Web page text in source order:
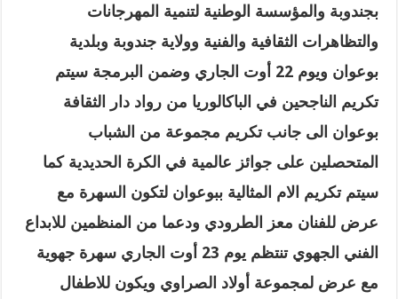
بجندوبة والمؤسسة الوطنية لتنمية المهرجانات
والتظاهرات الثقافية والفنية وولاية جندوبة وبلدية
بوعوان ويوم 22 أوت الجاري وضمن البرمجة سيتم
تكريم الناجحين في الباكالوريا من رواد دار الثقافة
بوعوان الى جانب تكريم مجموعة من الشباب
المتحصلين على جوائز عالمية في الكرة الحديدية كما
سيتم تكريم الام المثالية ببوعوان لتكون السهرة مع
عرض للفنان معز الطرودي ودعما من المنظمين للابداع
الفني الجهوي تنتظم يوم 23 أوت الجاري سهرة جهوية
مع عرض لمجموعة أولاد الصراوي ويكون للاطفال